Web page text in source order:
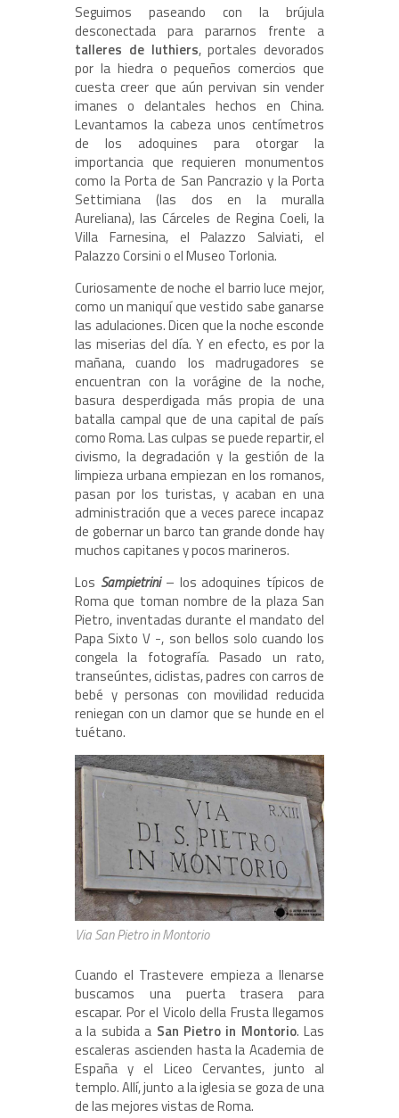
Seguimos paseando con la brújula
desconectada para pararnos frente a
talleres de luthiers, portales devorados
por la hiedra o pequeños comercios que
cuesta creer que aún pervivan sin vender
imanes o delantales hechos en China.
Levantamos la cabeza unos centímetros
de los adoquines para otorgar la
importancia que requieren monumentos
como la Porta de San Pancrazio y la Porta
Settimiana (las dos en la muralla
Aureliana), las Cárceles de Regina Coeli, la
Villa Farnesina, el Palazzo Salviati, el
Palazzo Corsini o el Museo Torlonia.
Curiosamente de noche el barrio luce mejor,
como un maniquí que vestido sabe ganarse
las adulaciones. Dicen que la noche esconde
las miserias del día. Y en efecto, es por la
mañana, cuando los madrugadores se
encuentran con la vorágine de la noche,
basura desperdigada más propia de una
batalla campal que de una capital de país
como Roma. Las culpas se puede repartir, el
civismo, la degradación y la gestión de la
limpieza urbana empiezan en los romanos,
pasan por los turistas, y acaban en una
administración que a veces parece incapaz
de gobernar un barco tan grande donde hay
muchos capitanes y pocos marineros.
Los Sampietrini – los adoquines típicos de
Roma que toman nombre de la plaza San
Pietro, inventadas durante el mandato del
Papa Sixto V -, son bellos solo cuando los
congela la fotografía. Pasado un rato,
transeúntes, ciclistas, padres con carros de
bebé y personas con movilidad reducida
reniegan con un clamor que se hunde en el
tuétano.
Via San Pietro in Montorio
Cuando el Trastevere empieza a llenarse
buscamos una puerta trasera para
escapar. Por el Vicolo della Frusta llegamos
a la subida a San Pietro in Montorio. Las
escaleras ascienden hasta la Academia de
España y el Liceo Cervantes, junto al
templo. Allí, junto a la iglesia se goza de una
de las mejores vistas de Roma.